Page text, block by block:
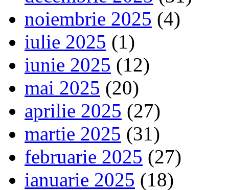
noiembrie 2025 (4)
iulie 2025 (1)
iunie 2025 (12)
mai 2025 (20)
aprilie 2025 (27)
martie 2025 (31)
februarie 2025 (27)
ianuarie 2025 (18)